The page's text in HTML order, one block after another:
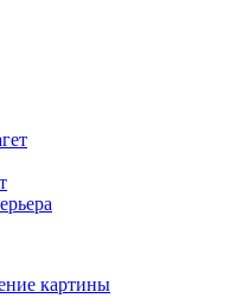
картины